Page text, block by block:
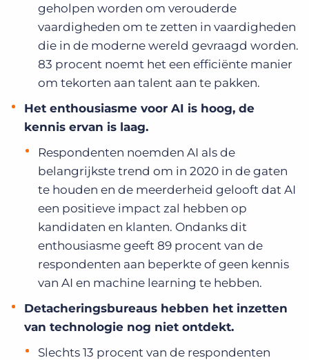
geholpen worden om verouderde
vaardigheden om te zetten in vaardigheden
die in de moderne wereld gevraagd worden.
83 procent noemt het een efficiënte manier
om tekorten aan talent aan te pakken.
Het enthousiasme voor AI is hoog, de
kennis ervan is laag.
Respondenten noemden AI als de
belangrijkste trend om in 2020 in de gaten
te houden en de meerderheid gelooft dat AI
een positieve impact zal hebben op
kandidaten en klanten. Ondanks dit
enthousiasme geeft 89 procent van de
respondenten aan beperkte of geen kennis
van AI en machine learning te hebben.
Detacheringsbureaus hebben het inzetten
van technologie nog niet ontdekt.
Slechts 13 procent van de respondenten